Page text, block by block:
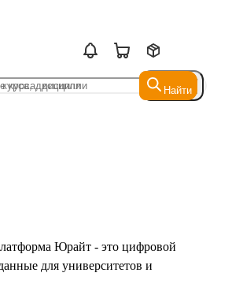
Найти
Найти
Юрайт - это цифровой
для университетов и